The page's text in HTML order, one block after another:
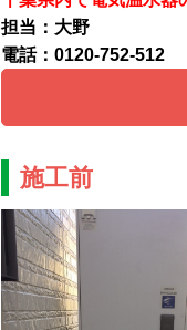
担当：大野
電話：0120-752-512
施工前